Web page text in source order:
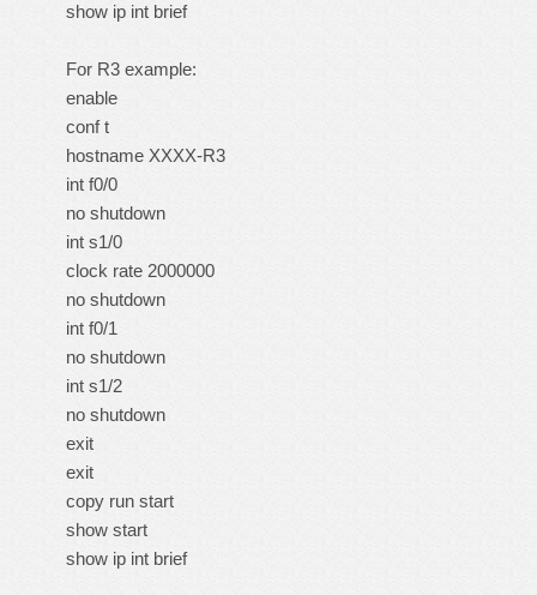
show ip int brief
For R3 example:
enable
conf t
hostname XXXX-R3
int f0/0
no shutdown
int s1/0
clock rate 2000000
no shutdown
int f0/1
no shutdown
int s1/2
no shutdown
exit
exit
copy run start
show start
show ip int brief